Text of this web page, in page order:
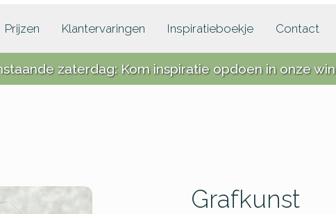
Prijzen Klantervaringen Inspiratieboekje Contact
zaterdag: Kom inspiratie opdoen in onze
Grafkunst